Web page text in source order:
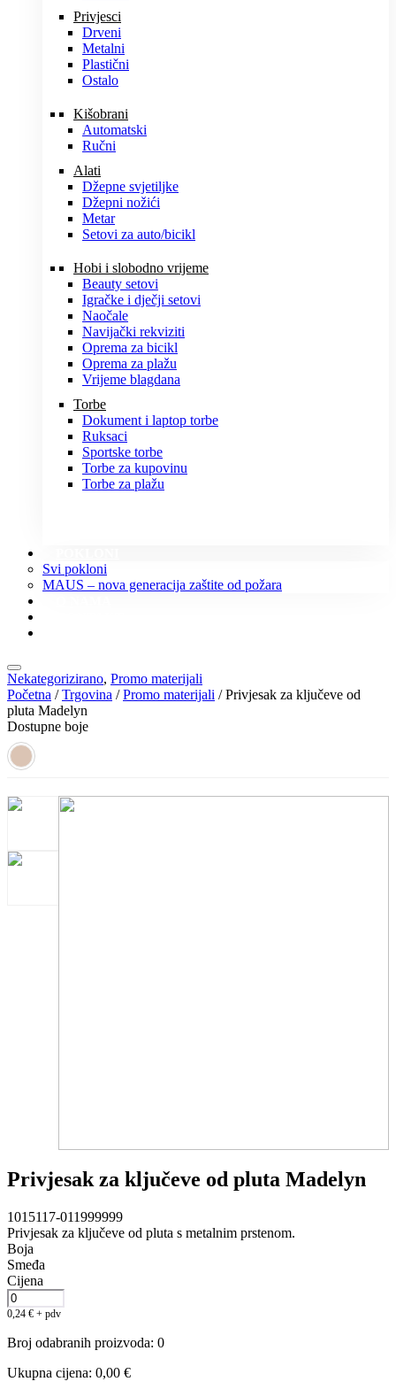
Privjesci
Drveni
Metalni
Plastični
Ostalo
Kišobrani
Automatski
Ručni
Alati
Džepne svjetiljke
Džepni nožići
Metar
Setovi za auto/bicikl
Hobi i slobodno vrijeme
Beauty setovi
Igračke i dječji setovi
Naočale
Navijački rekviziti
Oprema za bicikl
Oprema za plažu
Vrijeme blagdana
Torbe
Dokument i laptop torbe
Ruksaci
Sportske torbe
Torbe za kupovinu
Torbe za plažu
Svi pokloni
MAUS – nova generacija zaštite od požara
Nekategorizirano, Promo materijali
Početna /Trgovina /Promo materijali / Privjesak za ključeve od
pluta Madelyn
Dostupne boje
Privjesak za ključeve od pluta Madelyn
1015117-011999999
Privjesak za ključeve od pluta s metalnim prstenom.
Boja
Smeđa
Cijena
0,24 € + pdv
Broj odabranih proizvoda: 0
Ukupna cijena: 0,00 €